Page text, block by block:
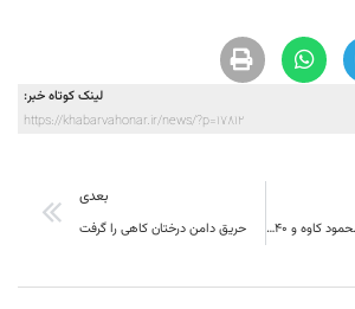
لینک کوتاه خبر:
https://khabarvahonar.ir/news/?p=17812
یادوار سردارشهید محمود کاوه و 40 شهید روستای بیهود برگزار شد
بعدی
حریق دامن درختان کاهی را گرفت